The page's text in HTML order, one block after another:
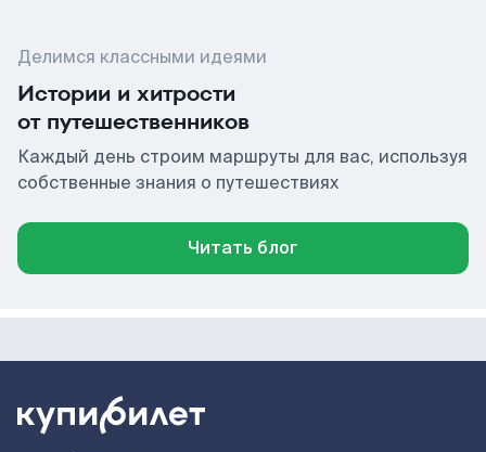
Делимся классными идеями
Истории и хитрости
от путешественников
Каждый день строим маршруты для вас, используя
собственные знания о путешествиях
Читать блог